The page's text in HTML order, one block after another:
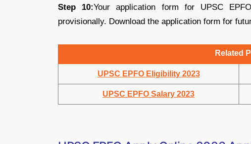
Step 10:Your application form for UPSC
provisionally. Download the application form for
Related
UPSC EPFO Eligibility 2023
UPSC EPFO Salary 2023